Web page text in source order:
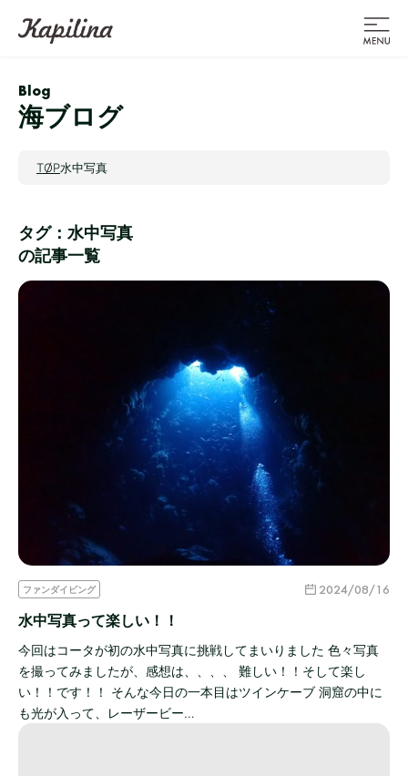
Blog
海ブログ
TOP水中写真
タグ：水中写真
の記事一覧
ファンダイビング 2024/08/16
水中写真って楽しい！！
今回はコータが初の水中写真に挑戦してまいりました 色々写真
を撮ってみましたが、感想は、、、、 難しい！！そして楽し
い！！です！！ そんな今日の一本目はツインケーブ 洞窟の中に
も光が入って、レーザービー…